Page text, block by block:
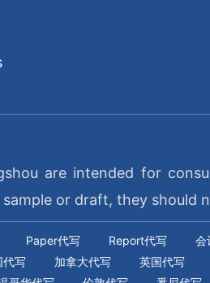
are intended for
or draft, they should
Paper代写 Report代写 会
代写 加拿大代写 英国代写